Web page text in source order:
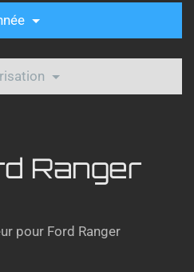
Ranger
pour Ford Ranger